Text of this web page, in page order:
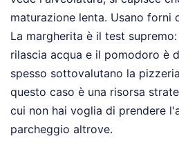
maturazione lenta. Usano forni
La margherita è il test
rilascia acqua e il pomodoro è
spesso sottovalutano la
questo caso è una risorsa
cui non hai voglia di prendere
parcheggio altrove.